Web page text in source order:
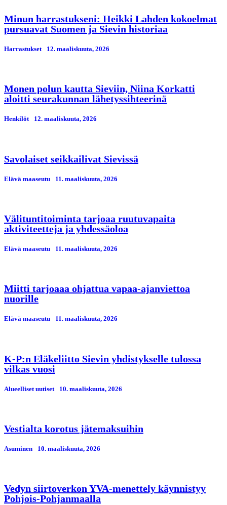
Minun harrastukseni: Heikki Lahden kokoelmat
pursuavat Suomen ja Sievin historiaa
Harrastukset 12. maaliskuuta, 2026
Monen polun kautta Sieviin, Niina Korkatti
aloitti seurakunnan lähetyssihteerinä
Henkilöt 12. maaliskuuta, 2026
Savolaiset seikkailivat Sievissä
Elävä maaseutu 11. maaliskuuta, 2026
Välituntitoiminta tarjoaa ruutuvapaita
aktiviteetteja ja yhdessäoloa
Elävä maaseutu 11. maaliskuuta, 2026
Miitti tarjoaaa ohjattua vapaa-ajanviettoa
nuorille
Elävä maaseutu 11. maaliskuuta, 2026
K-P:n Eläkeliitto Sievin yhdistykselle tulossa
vilkas vuosi
Alueelliset uutiset 10. maaliskuuta, 2026
Vestialta korotus jätemaksuihin
Asuminen 10. maaliskuuta, 2026
Vedyn siirtoverkon YVA-menettely käynnistyy
Pohjois-Pohjanmaalla